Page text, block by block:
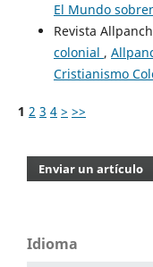
El Mundo
Revista
colonial ,
Cristianismo
1 2 3 4 > >>
Enviar un artículo
Idioma